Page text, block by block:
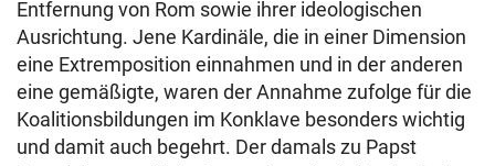
Entfernung von Rom sowie ihrer ideologischen
Ausrichtung. Jene Kardinäle, die in einer Dimension
eine Extremposition einnahmen und in der anderen
eine gemäßigte, waren der Annahme zufolge für die
Koalitionsbildungen im Konklave besonders wichtig
und damit auch begehrt. Der damals zu Papst